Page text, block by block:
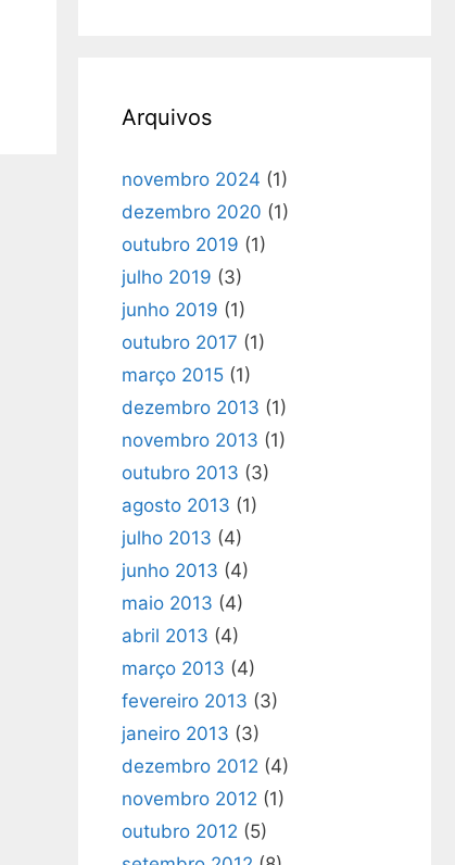
Arquivos
novembro 2024 (1)
dezembro 2020 (1)
outubro 2019 (1)
julho 2019 (3)
junho 2019 (1)
outubro 2017 (1)
março 2015 (1)
dezembro 2013 (1)
novembro 2013 (1)
outubro 2013 (3)
agosto 2013 (1)
julho 2013 (4)
junho 2013 (4)
maio 2013 (4)
abril 2013 (4)
março 2013 (4)
fevereiro 2013 (3)
janeiro 2013 (3)
dezembro 2012 (4)
novembro 2012 (1)
outubro 2012 (5)